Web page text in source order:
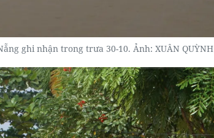
ghi nhận trong trưa 30-10. Ảnh: XUÂN QUỲNH